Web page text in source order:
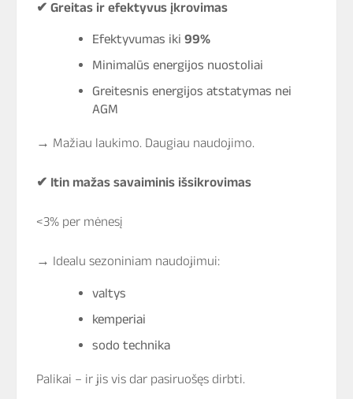
✔ Greitas ir efektyvus įkrovimas
Efektyvumas iki 99%
Minimalūs energijos nuostoliai
Greitesnis energijos atstatymas nei
AGM
→ Mažiau laukimo. Daugiau naudojimo.
✔ Itin mažas savaiminis išsikrovimas
<3% per mėnesį
→ Idealu sezoniniam naudojimui:
valtys
kemperiai
sodo technika
Palikai – ir jis vis dar pasiruošęs dirbti.